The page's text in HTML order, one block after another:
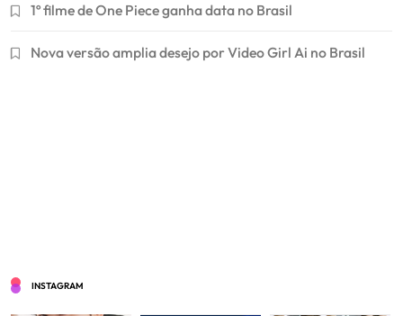
1º filme de One Piece ganha data no Brasil
Nova versão amplia desejo por Video Girl Ai no Brasil
INSTAGRAM